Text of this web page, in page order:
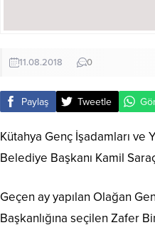
11.08.2018 0
Paylaş Tweetle
Kütahya Genç İşadamları
Belediye Başkanı Kamil
Geçen ay yapılan Olağan
Başkanlığına seçilen Zafer